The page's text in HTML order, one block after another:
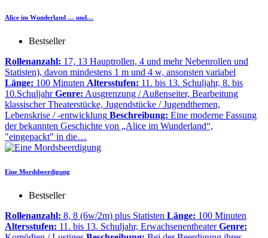
Alice im Wunderland … und…
Bestseller
Rollenanzahl: 17, 13 Hauptrollen, 4 und mehr Nebenrollen und
Statisten), davon mindestens 1 m und 4 w, ansonsten variabel
Länge: 100 Minuten Altersstufen: 11. bis 13. Schuljahr, 8. bis
10.Schuljahr Genre: Ausgrenzung / Außenseiter, Bearbeitung
klassischer Theaterstücke, Jugendstücke / Jugendthemen,
Lebenskrise / -entwicklung Beschreibung: Eine moderne Fassung
der bekannten Geschichte von „Alice im Wunderland“,
"eingepackt" in die…
Eine Mordsbeerdigung
Bestseller
Rollenanzahl: 8, 8 (6w/2m) plus Statisten Länge: 100 Minuten
Altersstufen: 11. bis 13. Schuljahr, Erwachsenentheater Genre: